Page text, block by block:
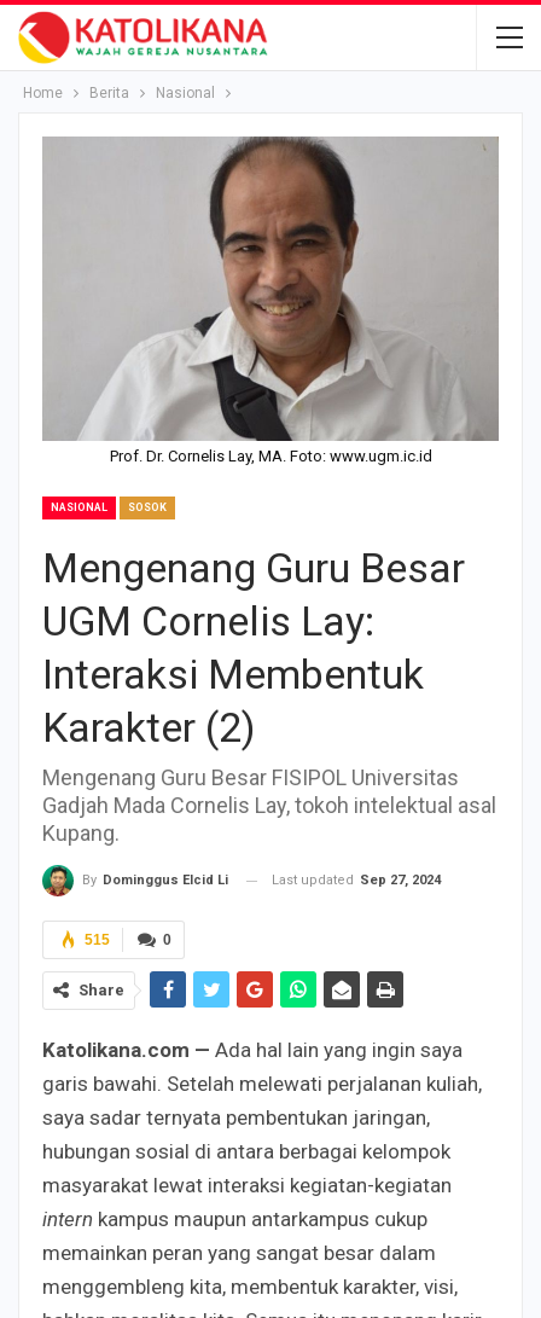
Home Berita Nasional
Prof. Dr. Cornelis Lay, MA. Foto: www.ugm.ic.id
NASIONAL SOSOK
Mengenang Guru Besar
UGM Cornelis Lay:
Interaksi Membentuk
Karakter (2)
Mengenang Guru Besar FISIPOL Universitas
Gadjah Mada Cornelis Lay, tokoh intelektual asal
Kupang.
By Dominggus Elcid Li Last updated Sep 27, 2024
0
515
Share
Katolikana.com — Ada hal lain yang ingin saya
garis bawahi. Setelah melewati perjalanan kuliah,
saya sadar ternyata pembentukan jaringan,
hubungan sosial di antara berbagai kelompok
masyarakat lewat interaksi kegiatan-kegiatan
intern kampus maupun antarkampus cukup
memainkan peran yang sangat besar dalam
menggembleng kita, membentuk karakter, visi,